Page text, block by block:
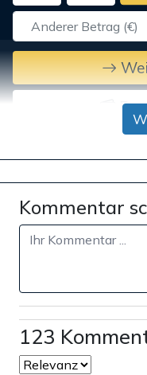
Kommentar
123